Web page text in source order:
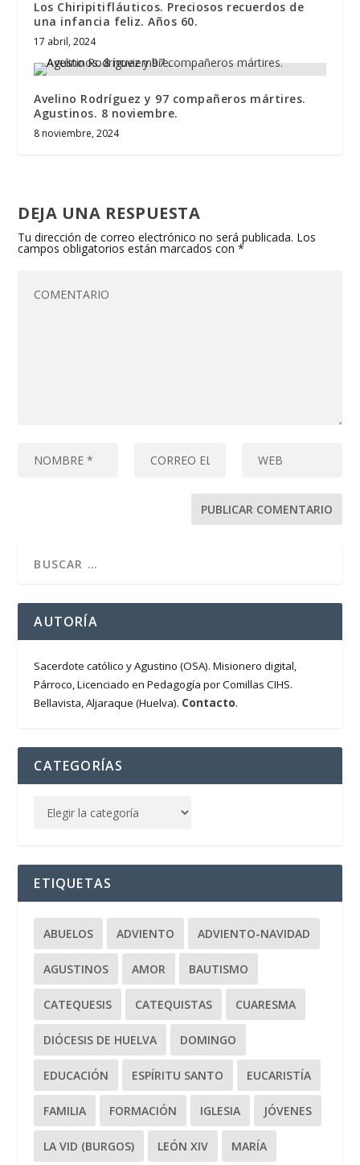
Los Chiripitifláuticos. Preciosos recuerdos de
una infancia feliz. Años 60.
17 abril, 2024
Avelino Rodríguez y 97 compañeros mártires.
Agustinos. 8 noviembre.
8 noviembre, 2024
DEJA UNA RESPUESTA
Tu dirección de correo electrónico no será publicada. Los
campos obligatorios están marcados con*
AUTORÍA
Sacerdote católico y Agustino (OSA). Misionero digital,
Párroco, Licenciado en Pedagogía por Comillas CIHS.
Bellavista, Aljaraque (Huelva). Contacto.
CATEGORÍAS
ETIQUETAS
ABUELOS ADVIENTO ADVIENTO-NAVIDAD
AGUSTINOS AMOR BAUTISMO
CATEQUESIS CATEQUISTAS CUARESMA
DIÓCESIS DE HUELVA DOMINGO
EDUCACIÓN ESPÍRITU SANTO EUCARISTÍA
FAMILIA FORMACIÓN IGLESIA JÓVENES
LA VID (BURGOS) LEÓN XIV MARÍA